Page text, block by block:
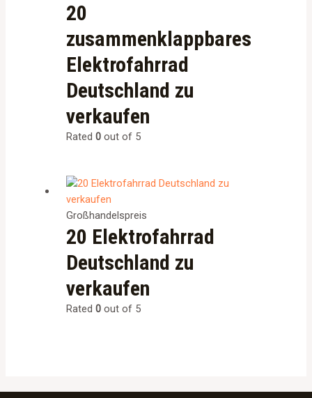
20
zusammenklappbares
Elektrofahrrad
Deutschland zu
verkaufen
Rated0 out of 5
Großhandelspreis
20 Elektrofahrrad
Deutschland zu
verkaufen
Rated0 out of 5